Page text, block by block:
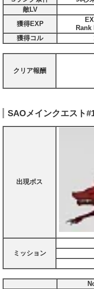
敵LV
獲得EXP
Rank
獲得コル
クリア報酬
SAOメインクエスト
出現ボス
ミッション